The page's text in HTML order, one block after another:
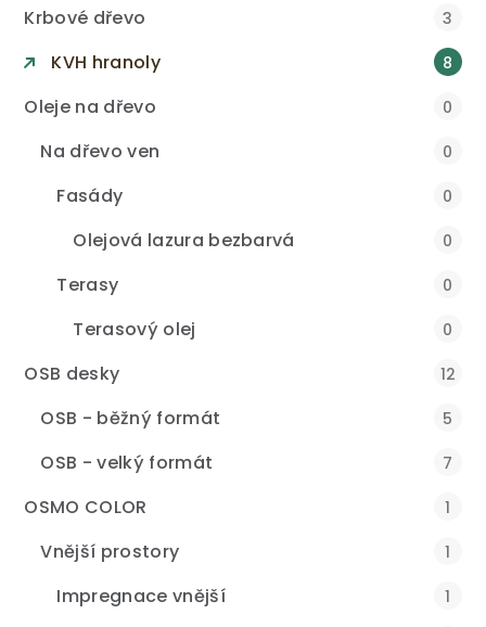
Krbové dřevo 3
KVH hranoly 8
Oleje na dřevo 0
Na dřevo ven 0
Fasády 0
Olejová lazura bezbarvá 0
Terasy 0
Terasový olej 0
OSB desky 12
OSB - běžný formát 5
OSB - velký formát 7
OSMO COLOR 1
Vnější prostory 1
Impregnace vnější 1